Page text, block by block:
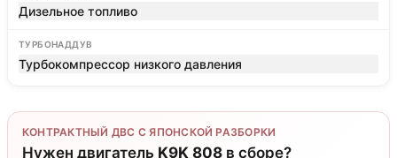
Дизельное топливо
ТУРБОНАДДУВ
Турбокомпрессор низкого давления
КОНТРАКТНЫЙ ДВС С ЯПОНСКОЙ РАЗБОРКИ
Нужен двигатель K9K 808 в сборе?